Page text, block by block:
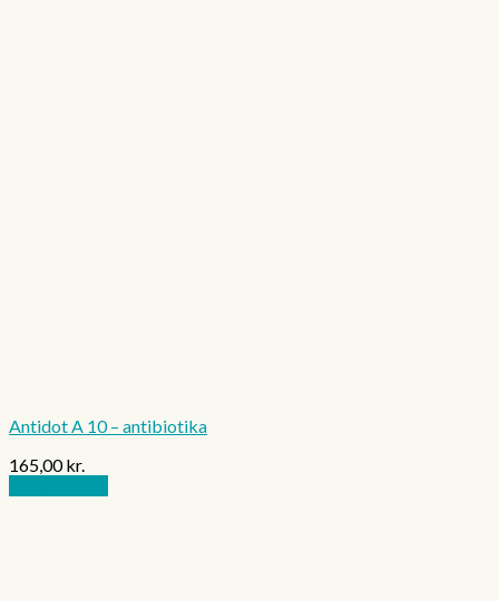
Antidot A 10 – antibiotika
165,00kr.